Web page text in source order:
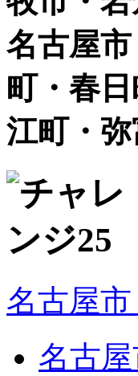
名古屋
町・春
江町・
名古屋
名古